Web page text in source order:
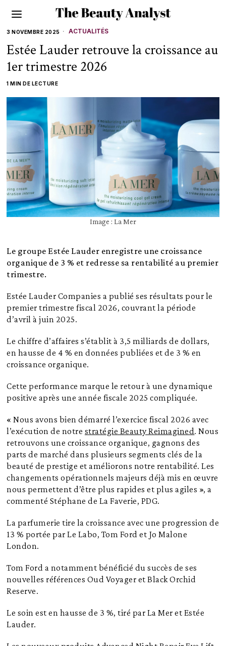
3 NOVEMBRE 2025 ACTUALITÉS
Estée Lauder retrouve la croissance au
1er trimestre 2026
1 MIN DE LECTURE
Image : La Mer
Le groupe Estée Lauder enregistre une croissance
organique de 3 % et redresse sa rentabilité au premier
trimestre.
Estée Lauder Companies a publié ses résultats pour le
premier trimestre fiscal 2026, couvrant la période
d’avril à juin 2025.
Le chiffre d’affaires s’établit à 3,5 milliards de dollars,
en hausse de 4 % en données publiées et de 3 % en
croissance organique.
Cette performance marque le retour à une dynamique
positive après une année fiscale 2025 compliquée.
« Nous avons bien démarré l’exercice fiscal 2026 avec
l’exécution de notre stratégie Beauty Reimagined. Nous
retrouvons une croissance organique, gagnons des
parts de marché dans plusieurs segments clés de la
beauté de prestige et améliorons notre rentabilité. Les
changements opérationnels majeurs déjà mis en œuvre
nous permettent d’être plus rapides et plus agiles », a
commenté Stéphane de La Faverie, PDG.
La parfumerie tire la croissance avec une progression de
13 % portée par Le Labo, Tom Ford et Jo Malone
London.
Tom Ford a notamment bénéficié du succès de ses
nouvelles références Oud Voyager et Black Orchid
Reserve.
Le soin est en hausse de 3 %, tiré par La Mer et Estée
Lauder.